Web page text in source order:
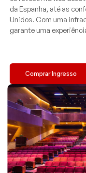
da Espanha, até as
Unidos. Com uma
garante uma
Comprar Ingresso